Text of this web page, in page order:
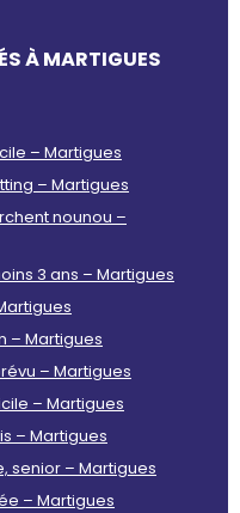
À MARTIGUES
– Martigues
– Martigues
nounou –
3 ans – Martigues
– Martigues
– Martigues
– Martigues
– Martigues
senior – Martigues
– Martigues